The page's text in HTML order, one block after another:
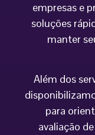
empresas e
soluções
manter
Além dos
para
avaliação